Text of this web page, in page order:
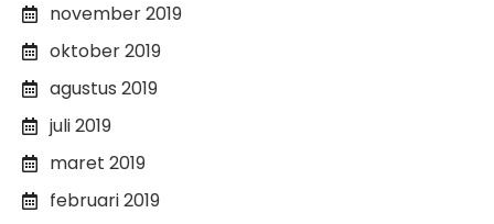
november 2019
oktober 2019
agustus 2019
juli 2019
maret 2019
februari 2019